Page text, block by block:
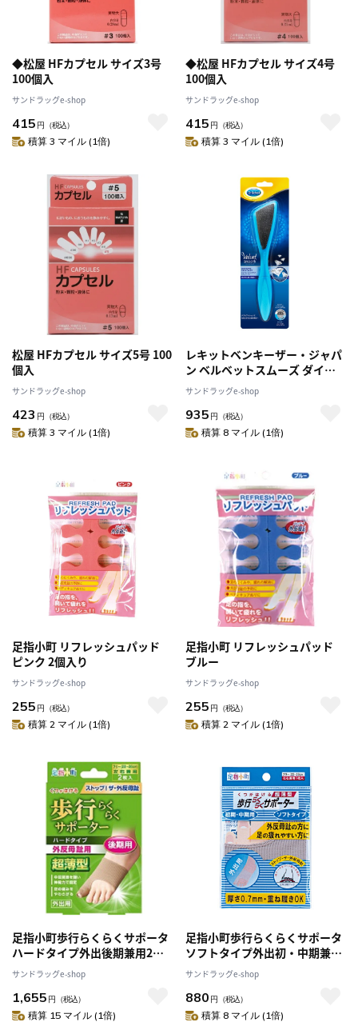
◆松屋 HFカプセル サイズ3号
100個入
サンドラッグe-shop
415 円 （税込）
積算 3 マイル (1倍)
◆松屋 HFカプセル サイズ4号
100個入
サンドラッグe-shop
415 円 （税込）
積算 3 マイル (1倍)
松屋 HFカプセル サイズ5号 100
個入
サンドラッグe-shop
423 円 （税込）
積算 3 マイル (1倍)
レキットベンキーザー・ジャパ
ン ベルベットスムーズ ダイヤ
モンドクリスタルズ かかとファ
イル 1本
サンドラッグe-shop
935 円 （税込）
積算 8 マイル (1倍)
足指小町 リフレッシュパッド
ピンク 2個入り
サンドラッグe-shop
255 円 （税込）
積算 2 マイル (1倍)
足指小町 リフレッシュパッド
ブルー
サンドラッグe-shop
255 円 （税込）
積算 2 マイル (1倍)
足指小町歩行らくらくサポータ
ハードタイプ外出後期兼用2枚
22～26CM
サンドラッグe-shop
1,655 円 （税込）
積算 15 マイル (1倍)
足指小町歩行らくらくサポータ
ソフトタイプ外出初・中期兼用
1枚 22～26CM
サンドラッグe-shop
880 円 （税込）
積算 8 マイル (1倍)